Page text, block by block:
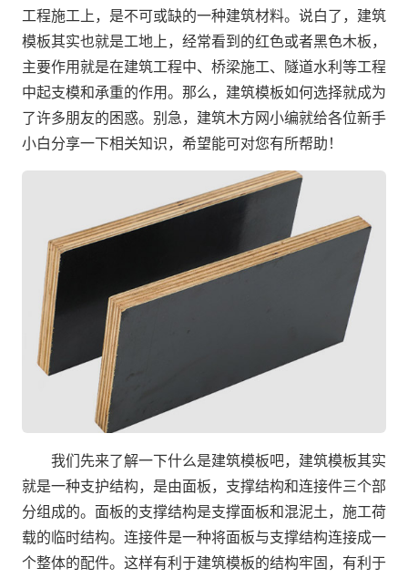
工程施工上，是不可或缺的一种建筑材料。说白了，建筑
模板其实也就是工地上，经常看到的红色或者黑色木板，
主要作用就是在建筑工程中、桥梁施工、隧道水利等工程
中起支模和承重的作用。那么，建筑模板如何选择就成为
了许多朋友的困惑。别急，建筑木方网小编就给各位新手
小白分享一下相关知识，希望能可对您有所帮助！
我们先来了解一下什么是建筑模板吧，建筑模板其实
就是一种支护结构，是由面板，支撑结构和连接件三个部
分组成的。面板的支撑结构是支撑面板和混泥土，施工荷
载的临时结构。连接件是一种将面板与支撑结构连接成一
个整体的配件。这样有利于建筑模板的结构牢固，有利于